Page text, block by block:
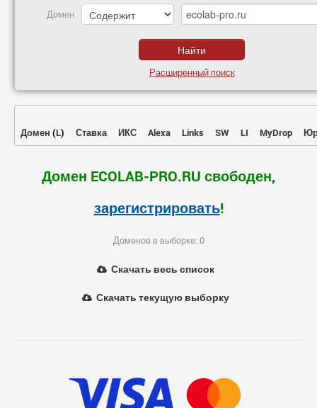
Домен
Расширенный поиск
Домен (L) Ставка ИКС Alexa Links SW LI MyDrop
Домен ECOLAB-PRO.RU свободен,
зарегистрировать!
Доменов в выборке: 0
Скачать весь список
Скачать текущую выборку